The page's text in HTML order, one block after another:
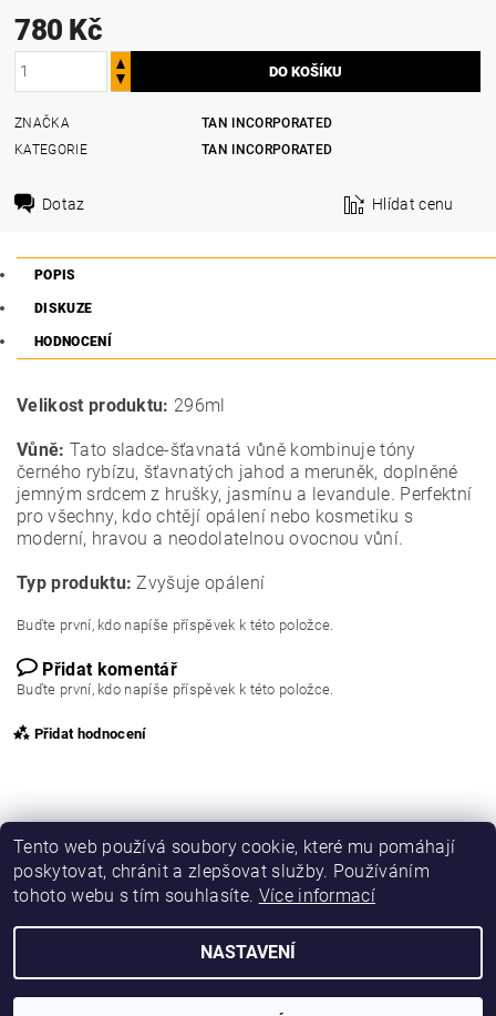
780 Kč
ZNAČKA
TAN INCORPORATED
KATEGORIE
TAN INCORPORATED
Dotaz Hlídat cenu
POPIS
DISKUZE
HODNOCENÍ
Velikost produktu: 296ml
Vůně: Tato sladce‑šťavnatá vůně kombinuje tóny
černého rybízu, šťavnatých jahod a meruněk, doplněné
jemným srdcem z hrušky, jasmínu a levandule. Perfektní
pro všechny, kdo chtějí opálení nebo kosmetiku s
moderní, hravou a neodolatelnou ovocnou vůní.
Typ produktu: Zvyšuje opálení
Buďte první, kdo napíše příspěvek k této položce.
Přidat komentář
Buďte první, kdo napíše příspěvek k této položce.
Přidat hodnocení
2026 © Opalovací kosmetika, všechna práva vyhrazena
Tento web používá soubory cookie, které mu pomáhají
poskytovat, chránit a zlepšovat služby. Používáním
tohoto webu s tím souhlasíte. Více informací
NASTAVENÍ